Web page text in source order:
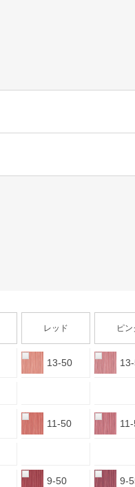
レッド ピン
13-50
11-50
9-50 9-